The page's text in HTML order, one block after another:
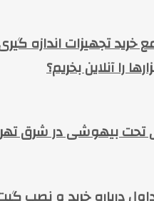
خرید تجهیزات اندازه
را آنلاین بخریم؟
تحت بیهوشی در شرق